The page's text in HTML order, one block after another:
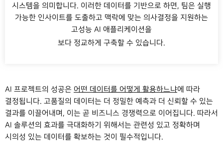
시스템을 의미합니다. 이러한 데이터를 기반으로 하면, 팀은 실행
가능한 인사이트를 도출하고 맥락에 맞는 의사결정을 지원하는
고성능 AI 애플리케이션을
보다 정교하게 구축할 수 있습니다.
AI 프로젝트의 성공은 어떤 데이터를 어떻게 활용하느냐에 따라
결정됩니다. 고품질의 데이터는 더 정밀한 예측과 더 신뢰할 수 있는
결과를 이끌어내며, 이는 곧 비즈니스 경쟁력으로 이어집니다. 따라서
AI 솔루션의 효과를 극대화하기 위해서는 관련성 있고 정확하며
시의성 있는 데이터를 확보하는 것이 필수적입니다.